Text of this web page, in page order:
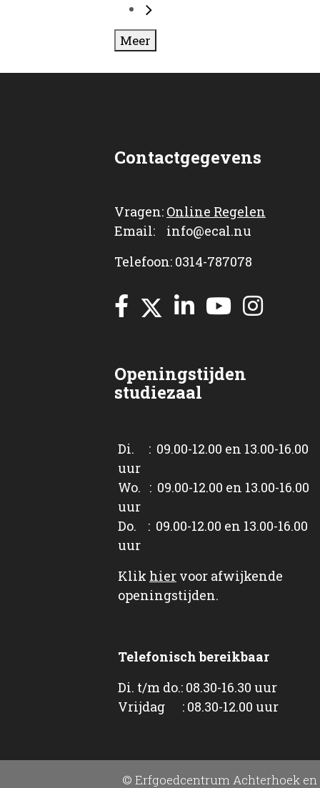
Meer
Contactgegevens
Vragen: Online Regelen
Email: info@ecal.nu
Telefoon: 0314-787078
Openingstijden
studiezaal
Di. : 09.00-12.00 en 13.00-16.00
uur
Wo. : 09.00-12.00 en 13.00-16.00
uur
Do. : 09.00-12.00 en 13.00-16.00
uur
Klik hier voor afwijkende
openingstijden.
Telefonisch bereikbaar
Di. t/m do.: 08.30-16.30 uur
Vrijdag : 08.30-12.00 uur
© Erfgoedcentrum Achterhoek en